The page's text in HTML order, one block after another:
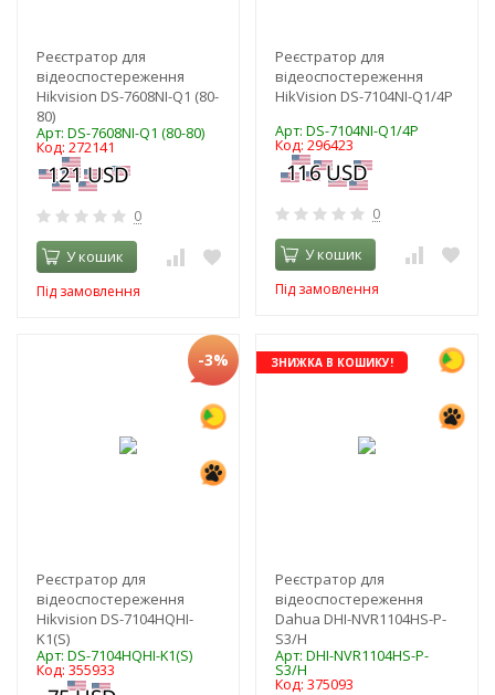
Реєстратор для
відеоспостереження
Hikvision DS-7608NI-Q1 (80-
80)
Арт: DS-7608NI-Q1 (80-80)
Код: 272141
0
У кошик
Під замовлення
Реєстратор для
відеоспостереження
HikVision DS-7104NI-Q1/4P
Арт: DS-7104NI-Q1/4P
Код: 296423
0
У кошик
Під замовлення
-3%
Реєстратор для
відеоспостереження
Hikvision DS-7104HQHI-
K1(S)
Арт: DS-7104HQHI-K1(S)
Код: 355933
ЗНИЖКА В КОШИКУ!
Реєстратор для
відеоспостереження
Dahua DHI-NVR1104HS-P-
S3/H
Арт: DHI-NVR1104HS-P-
S3/H
Код: 375093